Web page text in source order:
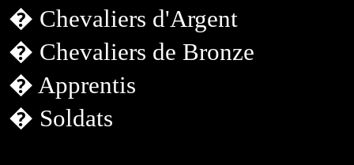
� Chevaliers d'Argent
� Chevaliers de Bronze
� Apprentis
� Soldats